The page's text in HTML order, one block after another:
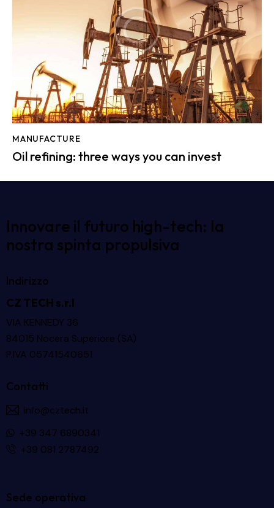
MANUFACTURE
Oil refining: three ways you can invest
Innovare il futuro high-tech: la
nostra spinta propulsiva
Indirizzo
CZ TECH s.r.l
VIA KENNEDY 36
84015 Nocera Superiore (SA)
P.IVA 05741540651
Contatti
info@cztech.it
+39 347 6890341
+39 081 2787492
Sede operativa